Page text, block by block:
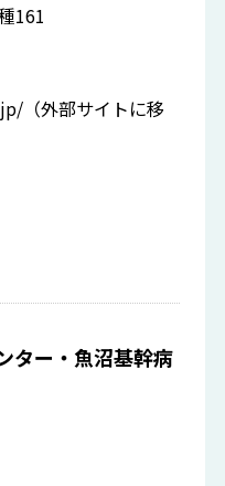
161
（外部サイトに移
ター・魚沼基幹病